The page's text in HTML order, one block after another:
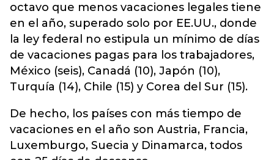
octavo que menos vacaciones legales tiene
en el año, superado solo por EE.UU., donde
la ley federal no estipula un mínimo de días
de vacaciones pagas para los trabajadores,
México (seis), Canadá (10), Japón (10),
Turquía (14), Chile (15) y Corea del Sur (15).
De hecho, los países con más tiempo de
vacaciones en el año son Austria, Francia,
Luxemburgo, Suecia y Dinamarca, todos